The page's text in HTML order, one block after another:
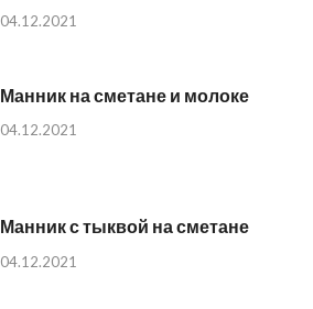
04.12.2021
Манник на сметане и молоке
04.12.2021
Манник с тыквой на сметане
04.12.2021